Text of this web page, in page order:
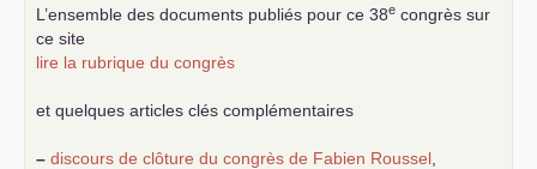
L’ensemble des documents publiés pour ce 38e congrès sur
ce site
lire la rubrique du congrès
et quelques articles clés complémentaires
– discours de clôture du congrès de Fabien Roussel